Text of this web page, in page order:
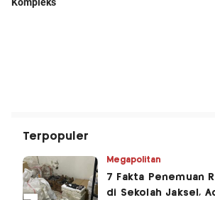
Terpopuler
Megapolitan
7 Fakta Penemuan
di Sekolah Jaksel,